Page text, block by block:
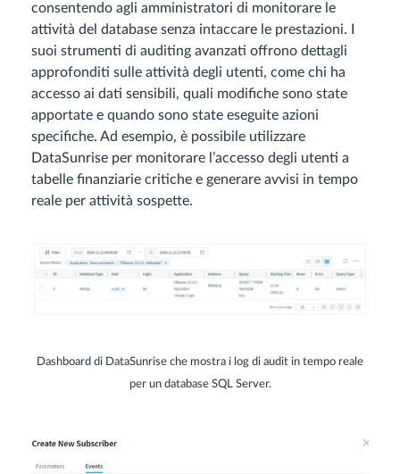
consentendo agli amministratori di monitorare le
attività del database senza intaccare le prestazioni. I
suoi strumenti di auditing avanzati offrono dettagli
approfonditi sulle attività degli utenti, come chi ha
accesso ai dati sensibili, quali modifiche sono state
apportate e quando sono state eseguite azioni
specifiche. Ad esempio, è possibile utilizzare
DataSunrise per monitorare l’accesso degli utenti a
tabelle finanziarie critiche e generare avvisi in tempo
reale per attività sospette.
Dashboard di DataSunrise che mostra i log di audit in tempo reale
per un database SQL Server.